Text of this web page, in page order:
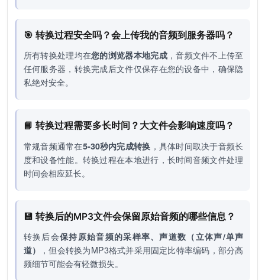
🎯 转换过程安全吗？会上传我的音频到服务器吗？
所有转换处理均在您的浏览器本地完成，音频文件不上传至
任何服务器，转换完成后文件仅保存在您的设备中，确保隐
私绝对安全。
📘 转换过程需要多长时间？大文件会影响速度吗？
常规音频通常在5-30秒内完成转换 ，具体时间取决于音频长
度和设备性能。转换过程在本地进行，长时间音频文件处理
时间会相应延长。
💾 转换后的MP3文件会保留原始音频的哪些信息？
转换后会保持原始音频的采样率、声道数（立体声/单声
道）
，但会转换为MP3格式并采用固定比特率编码，部分高
频细节可能会有轻微损失。